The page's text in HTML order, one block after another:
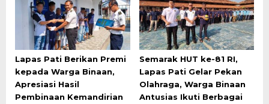
Lapas Pati Berikan Premi
kepada Warga Binaan,
Apresiasi Hasil
Pembinaan Kemandirian
Semarak HUT ke-81 RI,
Lapas Pati Gelar Pekan
Olahraga, Warga Binaan
Antusias Ikuti Berbagai